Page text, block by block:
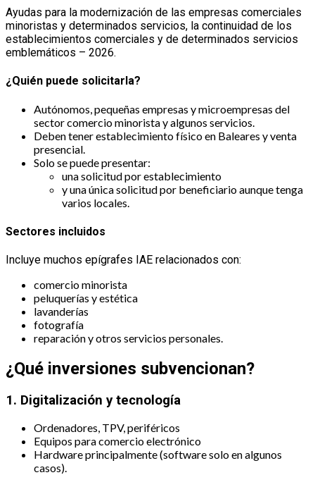
Ayudas para la modernización de las empresas comerciales
minoristas y determinados servicios, la continuidad de los
establecimientos comerciales y de determinados servicios
emblemáticos – 2026.
¿Quién puede solicitarla?
Autónomos, pequeñas empresas y microempresas del
sector comercio minorista y algunos servicios.
Deben tener establecimiento físico en Baleares y venta
presencial.
Solo se puede presentar:
una solicitud por establecimiento
y una única solicitud por beneficiario aunque tenga
varios locales.
Sectores incluidos
Incluye muchos epígrafes IAE relacionados con:
comercio minorista
peluquerías y estética
lavanderías
fotografía
reparación y otros servicios personales.
¿Qué inversiones subvencionan?
1. Digitalización y tecnología
Ordenadores, TPV, periféricos
Equipos para comercio electrónico
Hardware principalmente (software solo en algunos
casos).